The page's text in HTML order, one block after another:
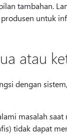
tambahan.
untuk
atau
dengan
masalah
tidak dapat